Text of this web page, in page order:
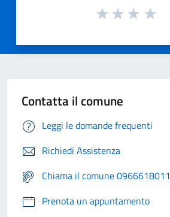
Contatta il comune
Leggi le domande frequenti
Richiedi Assistenza
Chiama il comune 0966618011
Prenota un appuntamento